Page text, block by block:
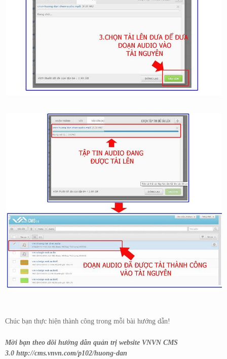
Chúc bạn thực hiện thành công trong mỗi bài hướng dẫn!
Mời bạn theo dõi hướng dẫn quản trị website VNVN CMS
3.0 http://cms.vnvn.com/p102/huong-dan